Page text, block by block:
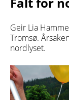
Geir Lia
Tromsø.
nordlyset.